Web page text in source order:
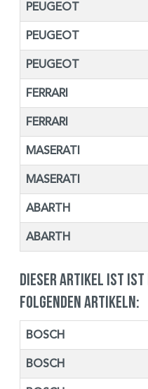
PEUGEOT
PEUGEOT
PEUGEOT
FERRARI
FERRARI
MASERATI
MASERATI
ABARTH
ABARTH
Dieser Artikel ist ist
folgenden Artikeln:
BOSCH
BOSCH